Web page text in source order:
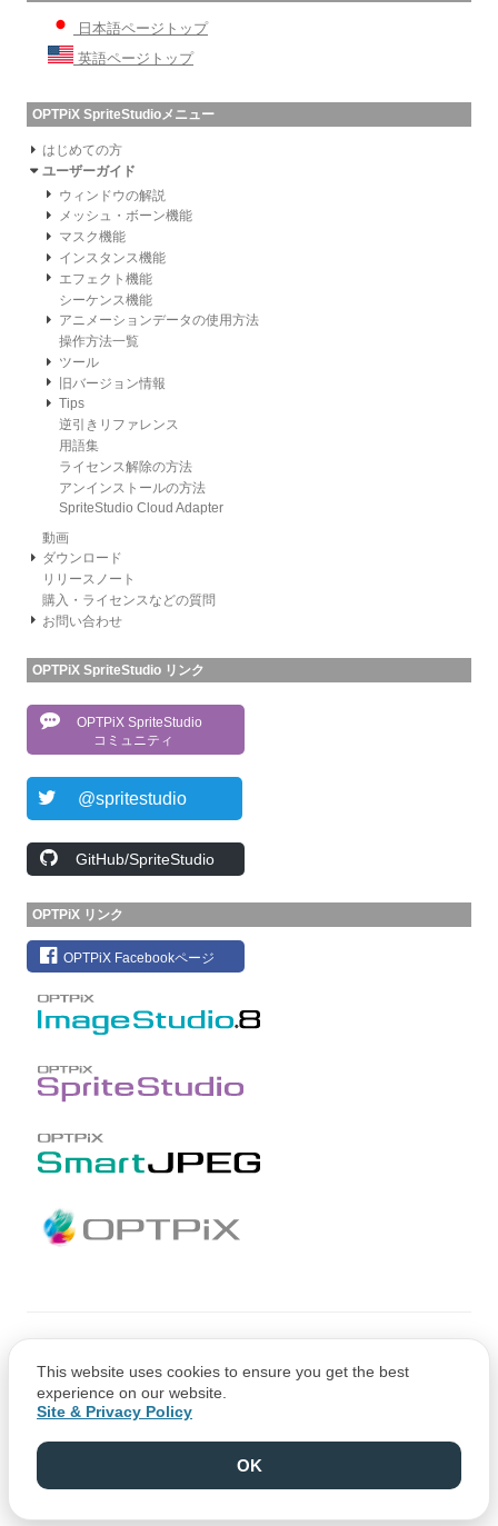
日本語ページトップ
英語ページトップ
OPTPiX SpriteStudioメニュー
はじめての方
ユーザーガイド
ウィンドウの解説
メッシュ・ボーン機能
マスク機能
インスタンス機能
エフェクト機能
シーケンス機能
アニメーションデータの使用方法
操作方法一覧
ツール
旧バージョン情報
Tips
逆引きリファレンス
用語集
ライセンス解除の方法
アンインストールの方法
SpriteStudio Cloud Adapter
動画
ダウンロード
リリースノート
購入・ライセンスなどの質問
お問い合わせ
OPTPiX SpriteStudio リンク
OPTPiX SpriteStudio
コミュニティ
@spritestudio
GitHub/SpriteStudio
OPTPiX リンク
OPTPiX Facebookページ
Copyright © 1991-2021 Web Technology Corp.
This website uses cookies to ensure you get the best
experience on our website.
Site & Privacy Policy
OK